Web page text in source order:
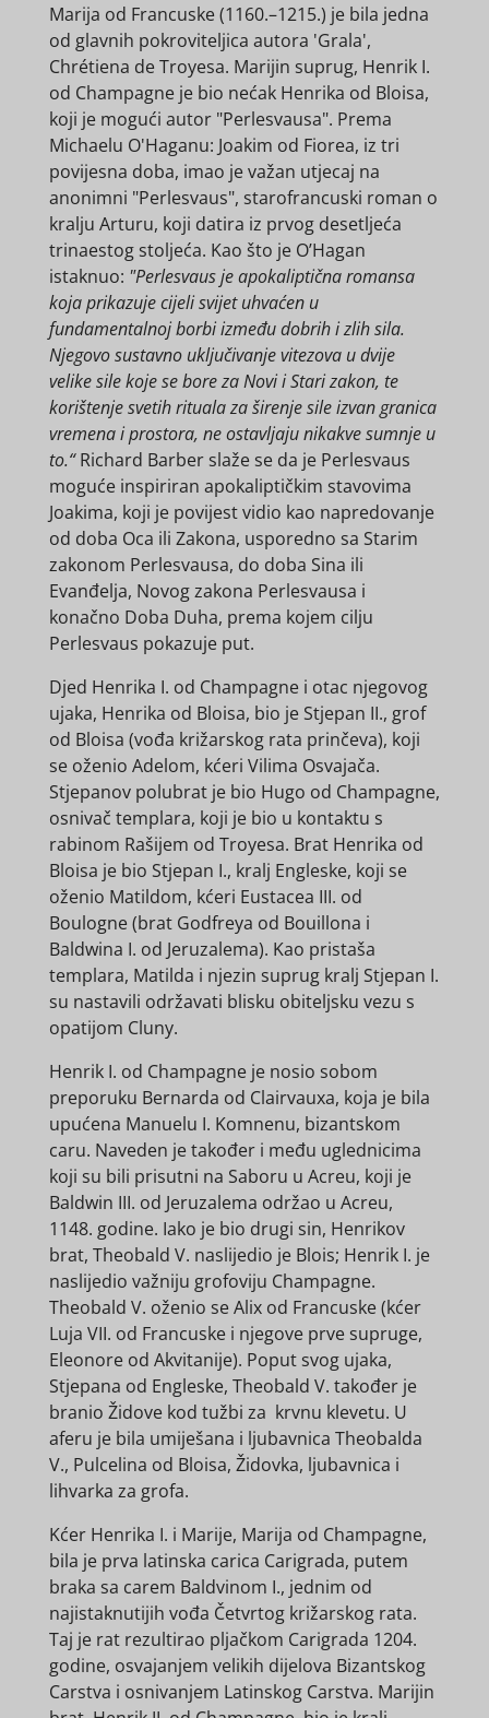
Marija od Francuske (1160.–1215.) je bila jedna
od glavnih pokroviteljica autora 'Grala',
Chrétiena de Troyesa. Marijin suprug, Henrik I.
od Champagne je bio nećak Henrika od Bloisa,
koji je mogući autor "Perlesvausa". Prema
Michaelu O'Haganu: Joakim od Fiorea, iz tri
povijesna doba, imao je važan utjecaj na
anonimni "Perlesvaus", starofrancuski roman o
kralju Arturu, koji datira iz prvog desetljeća
trinaestog stoljeća. Kao što je O’Hagan
istaknuo: "Perlesvaus je apokaliptična romansa
koja prikazuje cijeli svijet uhvaćen u
fundamentalnoj borbi između dobrih i zlih sila.
Njegovo sustavno uključivanje vitezova u dvije
velike sile koje se bore za Novi i Stari zakon, te
korištenje svetih rituala za širenje sile izvan granica
vremena i prostora, ne ostavljaju nikakve sumnje u
to.“Richard Barber slaže se da je Perlesvaus
moguće inspiriran apokaliptičkim stavovima
Joakima, koji je povijest vidio kao napredovanje
od doba Oca ili Zakona, usporedno sa Starim
zakonom Perlesvausa, do doba Sina ili
Evanđelja, Novog zakona Perlesvausa i
konačno Doba Duha, prema kojem cilju
Perlesvaus pokazuje put.
Djed Henrika I. od Champagne i otac njegovog
ujaka, Henrika od Bloisa, bio je Stjepan II., grof
od Bloisa (vođa križarskog rata prinčeva), koji
se oženio Adelom, kćeri Vilima Osvajača.
Stjepanov polubrat je bio Hugo od Champagne,
osnivač templara, koji je bio u kontaktu s
rabinom Rašijem od Troyesa. Brat Henrika od
Bloisa je bio Stjepan I., kralj Engleske, koji se
oženio Matildom, kćeri Eustacea III. od
Boulogne (brat Godfreya od Bouillona i
Baldwina I. od Jeruzalema). Kao pristaša
templara, Matilda i njezin suprug kralj Stjepan I.
su nastavili održavati blisku obiteljsku vezu s
opatijom Cluny.
Henrik I. od Champagne je nosio sobom
preporuku Bernarda od Clairvauxa, koja je bila
upućena Manuelu I. Komnenu, bizantskom
caru. Naveden je također i među uglednicima
koji su bili prisutni na Saboru u Acreu, koji je
Baldwin III. od Jeruzalema održao u Acreu,
1148. godine. Iako je bio drugi sin, Henrikov
brat, Theobald V. naslijedio je Blois; Henrik I. je
naslijedio važniju grofoviju Champagne.
Theobald V. oženio se Alix od Francuske (kćer
Luja VII. od Francuske i njegove prve supruge,
Eleonore od Akvitanije). Poput svog ujaka,
Stjepana od Engleske, Theobald V. također je
branio Židove kod tužbi za krvnu klevetu. U
aferu je bila umiješana i ljubavnica Theobalda
V., Pulcelina od Bloisa, Židovka, ljubavnica i
lihvarka za grofa.
Kćer Henrika I. i Marije, Marija od Champagne,
bila je prva latinska carica Carigrada, putem
braka sa carem Baldvinom I., jednim od
najistaknutijih vođa Četvrtog križarskog rata.
Taj je rat rezultirao pljačkom Carigrada 1204.
godine, osvajanjem velikih dijelova Bizantskog
Carstva i osnivanjem Latinskog Carstva. Marijin